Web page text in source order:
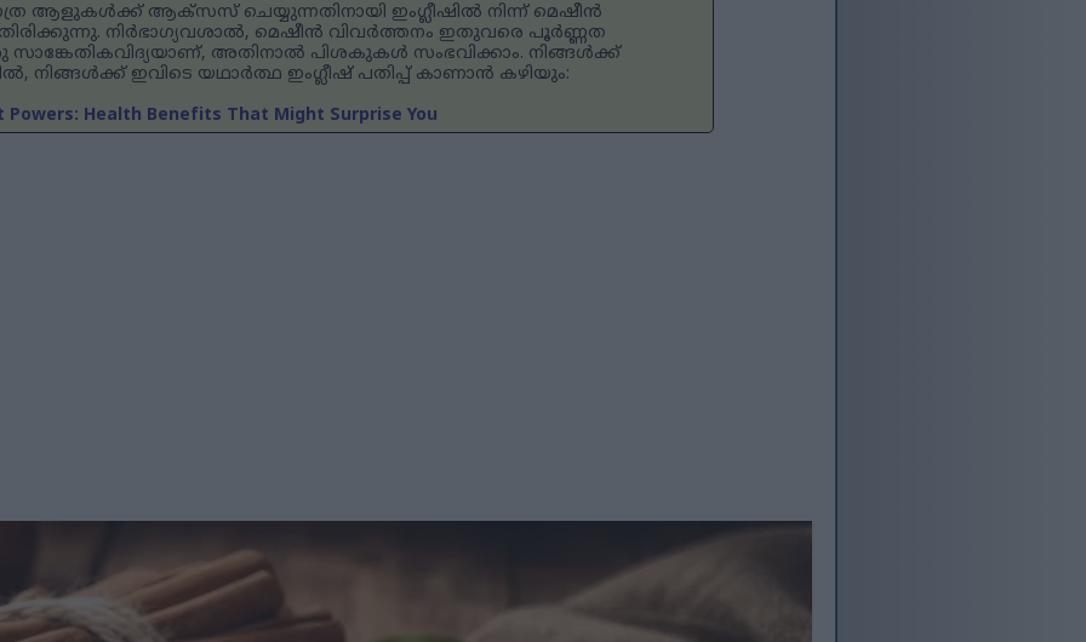
ആളുകൾക്ക് ആക്‌സസ് ചെയ്യുന്നതിനായി ഇംഗ്ലീഷിൽ നിന്ന് മെഷീൻ
നിർഭാഗ്യവശാൽ, മെഷീൻ വിവർത്തനം ഇതുവരെ പൂർണ്ണത
ഒരു സാങ്കേതികവിദ്യയാണ്, അതിനാൽ പിശകുകൾ സംഭവിക്കാം. നിങ്ങൾക്ക്
നിങ്ങൾക്ക് ഇവിടെ യഥാർത്ഥ ഇംഗ്ലീഷ് പതിപ്പ് കാണാൻ കഴിയും:
Powers: Health Benefits That Might Surprise You